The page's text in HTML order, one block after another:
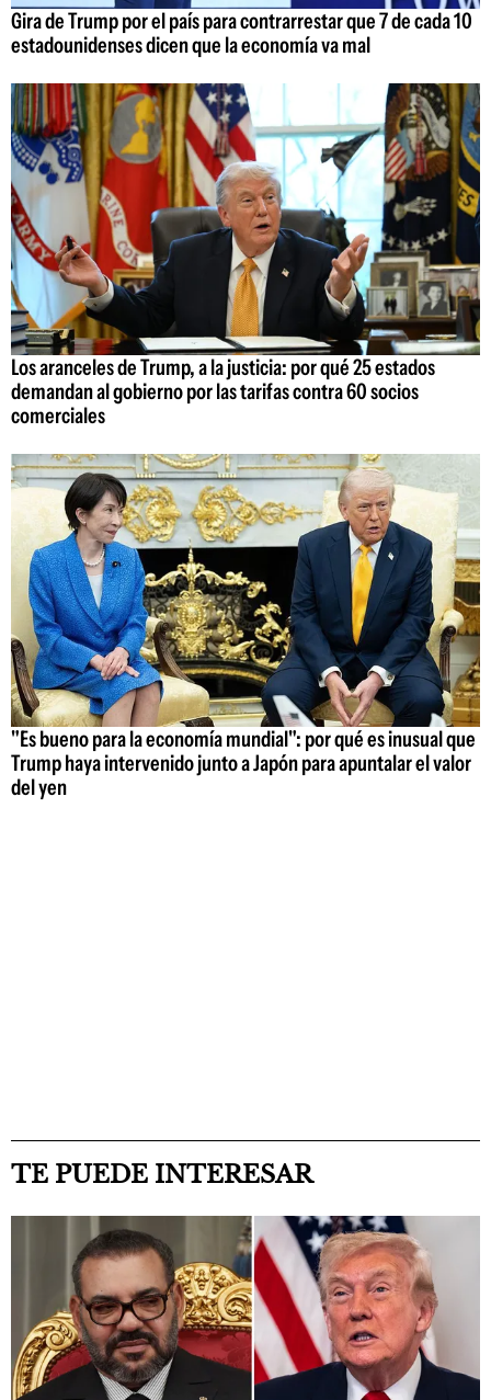
Gira de Trump por el país para contrarrestar que 7 de cada 10
estadounidenses dicen que la economía va mal
Los aranceles de Trump, a la justicia: por qué 25 estados
demandan al gobierno por las tarifas contra 60 socios
comerciales
"Es bueno para la economía mundial": por qué es inusual que
Trump haya intervenido junto a Japón para apuntalar el valor
del yen
TE PUEDE INTERESAR